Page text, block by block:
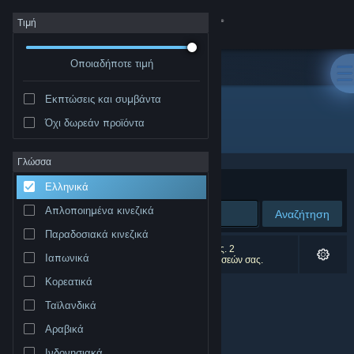
Σύνδεση
Κατάστημα
Σχετικά
Υποστήριξη
Αλλαγή γλώσσας
Προβολή ιστοσελίδας για υπολογιστές
Τιμή
Οποιαδήποτε τιμή
Εκπτώσεις και συμβάντα
Όχι δωρεάν προϊόντα
Γλώσσα
Ελληνικά
Απλοποιημένα κινεζικά
Παραδοσιακά κινεζικά
Ιαπωνικά
Κορεατικά
Ταϊλανδικά
Αραβικά
Δημιουργός: ZGGame
Ταξινόμηση ανά
Αναζήτηση
0 αποτελέσματα ταιριάζουν με την αναζήτησή σας. 2
αποτελέσματα αποκλείστηκαν βάσει των προτιμήσεών σας.